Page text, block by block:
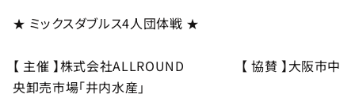
★ ミックスダブルス4人団体戦 ★
【 主催 】株式会社ALLROUND 【 協賛 】大阪市中
央卸売市場「井内水産」